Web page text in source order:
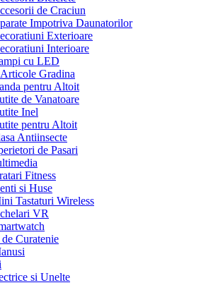
de Craciun
Impotriva Daunatorilor
Exterioare
Interioare
cu LED
Gradina
pentru Altoit
de Vanatoare
Inel
pentru Altoit
Antiinsecte
de Pasari
Fitness
si Huse
Tastaturi Wireless
VR
Curatenie
si Unelte